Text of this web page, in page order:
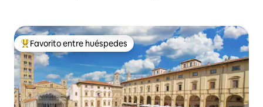
De los mejores en Favorito entre huéspedes
Favorito entre huéspedes